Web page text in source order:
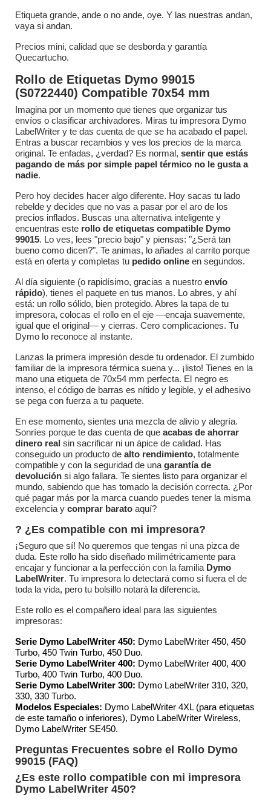
Etiqueta grande, ande o no ande, oye. Y las nuestras andan,
vaya si andan.
Precios mini, calidad que se desborda y garantía
Quecartucho.
Rollo de Etiquetas Dymo 99015
(S0722440) Compatible 70x54 mm
Imagina por un momento que tienes que organizar tus
envíos o clasificar archivadores. Miras tu impresora Dymo
LabelWriter y te das cuenta de que se ha acabado el papel.
Entras a buscar recambios y ves los precios de la marca
original. Te enfadas, ¿verdad? Es normal, sentir que estás
pagando de más por simple papel térmico no le gusta a
nadie.
Pero hoy decides hacer algo diferente. Hoy sacas tu lado
rebelde y decides que no vas a pasar por el aro de los
precios inflados. Buscas una alternativa inteligente y
encuentras este rollo de etiquetas compatible Dymo
99015. Lo ves, lees "precio bajo" y piensas: "¿Será tan
bueno como dicen?". Te animas, lo añades al carrito porque
está en oferta y completas tu pedido online en segundos.
Al día siguiente (o rapidísimo, gracias a nuestro envío
rápido), tienes el paquete en tus manos. Lo abres, y ahí
está: un rollo sólido, bien protegido. Abres la tapa de tu
impresora, colocas el rollo en el eje —encaja suavemente,
igual que el original— y cierras. Cero complicaciones. Tu
Dymo lo reconoce al instante.
Lanzas la primera impresión desde tu ordenador. El zumbido
familiar de la impresora térmica suena y... ¡listo! Tienes en la
mano una etiqueta de 70x54 mm perfecta. El negro es
intenso, el código de barras es nítido y legible, y el adhesivo
se pega con fuerza a tu paquete.
En ese momento, sientes una mezcla de alivio y alegría.
Sonríes porque te das cuenta de que acabas de ahorrar
dinero real sin sacrificar ni un ápice de calidad. Has
conseguido un producto de alto rendimiento, totalmente
compatible y con la seguridad de una garantía de
devolución si algo fallara. Te sientes listo para organizar el
mundo, sabiendo que has tomado la decisión correcta. ¿Por
qué pagar más por la marca cuando puedes tener la misma
excelencia y comprar barato aquí?
?️ ¿Es compatible con mi impresora?
¡Seguro que sí! No queremos que tengas ni una pizca de
duda. Este rollo ha sido diseñado milimétricamente para
encajar y funcionar a la perfección con la familia Dymo
LabelWriter. Tu impresora lo detectará como si fuera el de
toda la vida, pero tu bolsillo notará la diferencia.
Este rollo es el compañero ideal para las siguientes
impresoras:
Serie Dymo LabelWriter 450: Dymo LabelWriter 450, 450
Turbo, 450 Twin Turbo, 450 Duo.
Serie Dymo LabelWriter 400: Dymo LabelWriter 400, 400
Turbo, 400 Twin Turbo, 400 Duo.
Serie Dymo LabelWriter 300: Dymo LabelWriter 310, 320,
330, 330 Turbo.
Modelos Especiales: Dymo LabelWriter 4XL (para etiquetas
de este tamaño o inferiores), Dymo LabelWriter Wireless,
Dymo LabelWriter SE450.
Preguntas Frecuentes sobre el Rollo Dymo
99015 (FAQ)
¿Es este rollo compatible con mi impresora
Dymo LabelWriter 450?